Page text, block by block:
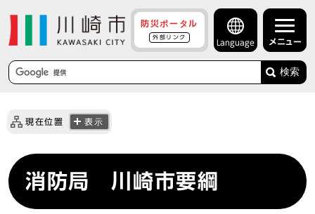
防災ポータル
外部リンク
Language メニュー
検索
現在位置 表示
消防局 川崎市要綱